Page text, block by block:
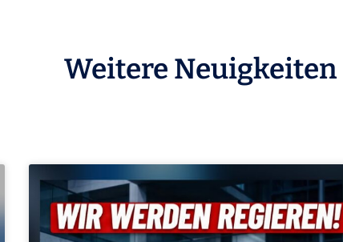
Weitere Neuigkeiten